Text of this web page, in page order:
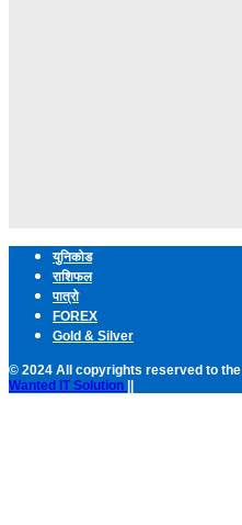
युनिकोड
राशिफल
पात्रो
FOREX
Gold & Silver
© 2024 All copyrights reserved to the
Wanted IT Solution